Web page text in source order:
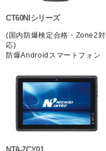
CT60NIシリーズ
(国内防爆検定合格・Zone2対
応)
防爆Androidスマートフォン